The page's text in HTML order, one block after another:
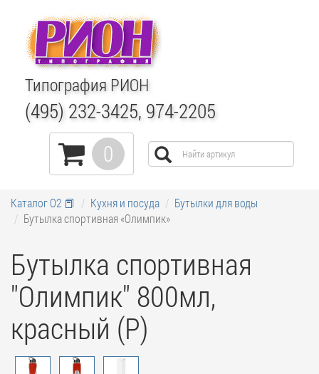
Типография РИОН
(495) 232-3425, 974-2205
0
Каталог О2 📕 Кухня и посуда
Бутылки для воды
Бутылка спортивная «Олимпик»
Бутылка спортивная
"Олимпик" 800мл,
красный (Р)